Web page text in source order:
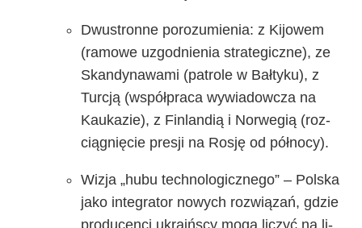
Dwu­stron­ne po­ro­zu­mie­nia: z Ki­jo­wem
(ra­mo­we uzgod­nie­nia stra­te­gicz­ne), ze
Skan­dy­na­wa­mi (pa­tro­le w Bał­ty­ku), z
Tur­cją (współ­pra­ca wy­wia­dow­cza na
Kau­ka­zie), z Fin­lan­dią i Nor­we­gią (roz­
cią­gnię­cie pre­sji na Ro­sję od pół­no­cy).
Wi­zja „hu­bu tech­no­lo­gicz­ne­go” – Pol­ska
ja­ko in­te­gra­tor no­wy­ch roz­wią­zań, gdzie
pro­du­cen­ci ukra­iń­scy mo­gą li­czyć na li­